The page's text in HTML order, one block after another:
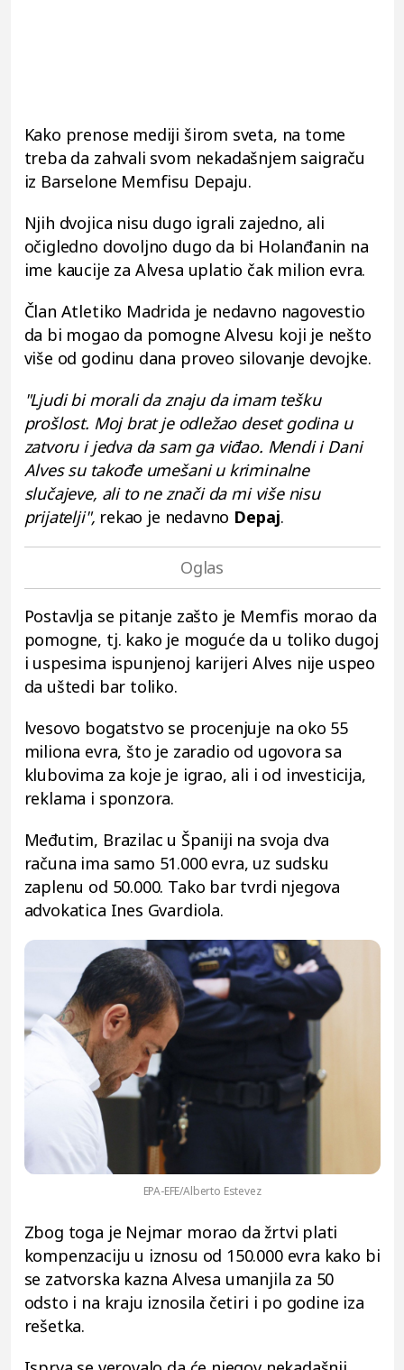
Kako prenose mediji širom sveta, na tome
treba da zahvali svom nekadašnjem saigraču
iz Barselone Memfisu Depaju.
Njih dvojica nisu dugo igrali zajedno, ali
očigledno dovoljno dugo da bi Holanđanin na
ime kaucije za Alvesa uplatio čak milion evra.
Član Atletiko Madrida je nedavno nagovestio
da bi mogao da pomogne Alvesu koji je nešto
više od godinu dana proveo silovanje devojke.
"Ljudi bi morali da znaju da imam tešku
prošlost. Moj brat je odležao deset godina u
zatvoru i jedva da sam ga viđao. Mendi i Dani
Alves su takođe umešani u kriminalne
slučajeve, ali to ne znači da mi više nisu
prijatelji", rekao je nedavno Depaj.
Postavlja se pitanje zašto je Memfis morao da
pomogne, tj. kako je moguće da u toliko dugoj
i uspesima ispunjenoj karijeri Alves nije uspeo
da uštedi bar toliko.
lvesovo bogatstvo se procenjuje na oko 55
miliona evra, što je zaradio od ugovora sa
klubovima za koje je igrao, ali i od investicija,
reklama i sponzora.
Međutim, Brazilac u Španiji na svoja dva
računa ima samo 51.000 evra, uz sudsku
zaplenu od 50.000. Tako bar tvrdi njegova
advokatica Ines Gvardiola.
EPA-EFE/Alberto Estevez
Zbog toga je Nejmar morao da žrtvi plati
kompenzaciju u iznosu od 150.000 evra kako bi
se zatvorska kazna Alvesa umanjila za 50
odsto i na kraju iznosila četiri i po godine iza
rešetka.